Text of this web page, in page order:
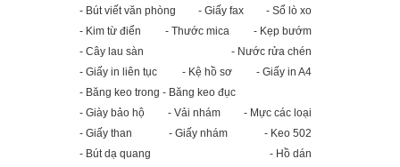
- Bút viết văn phòng - Giấy fax
- Sổ lò xo
- Kim từ điển
- Thước mica
- Kẹp bướm
- Cây lau sàn
- Nước rửa chén
- Giấy in liên tục
- Kệ hồ sơ
- Giấy in A4
- Băng keo trong - Băng keo đục
- Giày bảo hộ
- Vải nhám
- Mực các loại
- Giấy than
- Giấy nhám
- Keo 502
- Bút dạ quang
- Hồ dán